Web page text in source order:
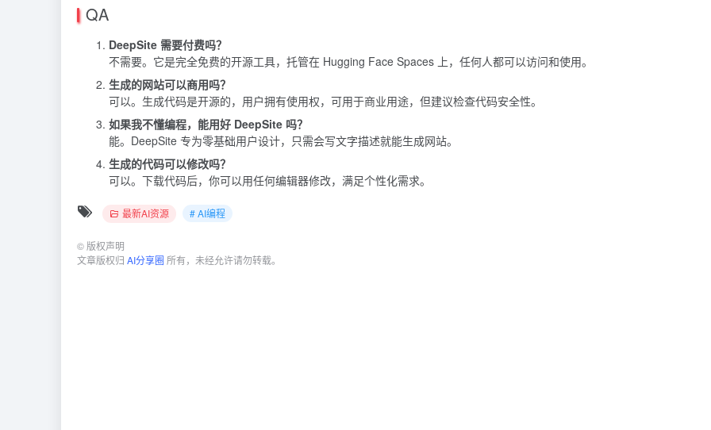
QA
DeepSite 需要付费吗？
不需要。它是完全免费的开源工具，托管在 Hugging Face Spaces 上，任何人都可以访问和使用。
生成的网站可以商用吗？
可以。生成代码是开源的，用户拥有使用权，可用于商业用途，但建议检查代码安全性。
如果我不懂编程，能用好 DeepSite 吗？
能。DeepSite 专为零基础用户设计，只需会写文字描述就能生成网站。
生成的代码可以修改吗？
可以。下载代码后，你可以用任何编辑器修改，满足个性化需求。
最新AI资源 # AI编程
© 版权声明
文章版权归 AI分享圈 所有，未经允许请勿转载。